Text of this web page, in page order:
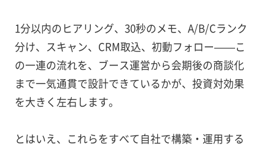
1分以内のヒアリング、30秒のメモ、A/B/Cランク
分け、スキャン、CRM取込、初動フォロー——こ
の一連の流れを、ブース運営から会期後の商談化
まで一気通貫で設計できているかが、投資対効果
を大きく左右します。
とはいえ、これらをすべて自社で構築・運用する